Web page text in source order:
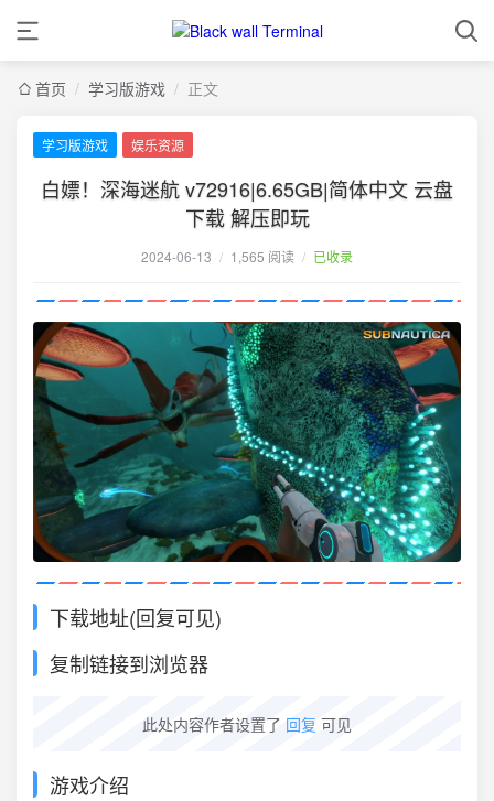
首页 / 学习版游戏 / 正文
学习版游戏 娱乐资源
白嫖！深海迷航 v72916|6.65GB|简体中文 云盘
下载 解压即玩
2024-06-13 / 1,565 阅读 / 已收录
下载地址(回复可见)
复制链接到浏览器
此处内容作者设置了 回复 可见
游戏介绍